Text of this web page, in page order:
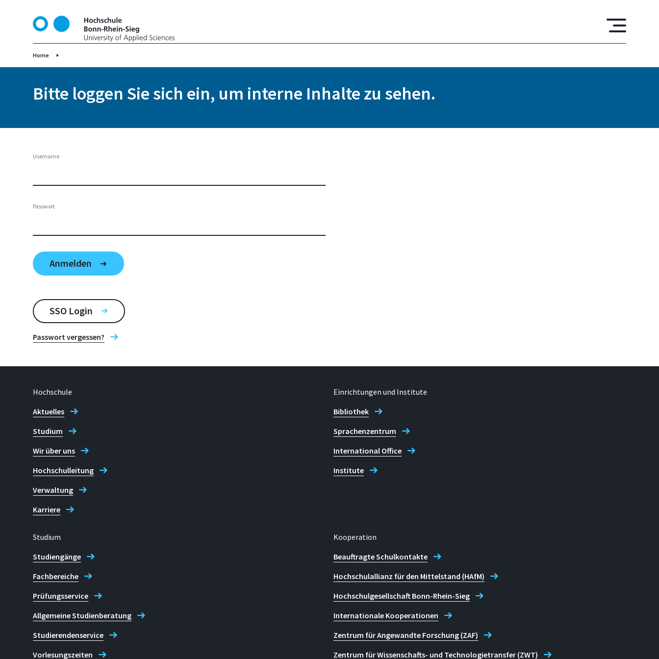
t
Home
Bitte loggen Sie sich ein, um interne Inhalte zu sehen.
Username
Passwort
SSO Login
Passwort vergessen?
Hochschule
Aktuelles
Studium
Wir über uns
Hochschulleitung
Verwaltung
Karriere
Einrichtungen und Institute
Bibliothek
Sprachenzentrum
International Office
Institute
Studium
Studiengänge
Fachbereiche
Prüfungsservice
Allgemeine Studienberatung
Studierendenservice
Vorlesungszeiten
Kooperation
Beauftragte Schulkontakte
Hochschulallianz für den Mittelstand (HAfM)
Hochschulgesellschaft Bonn-Rhein-Sieg
Internationale Kooperationen
Zentrum für Angewandte Forschung (ZAF)
Zentrum für Wissenschafts- und Technologietransfer (ZWT)